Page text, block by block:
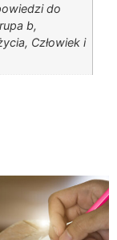
do
b,
Człowiek i